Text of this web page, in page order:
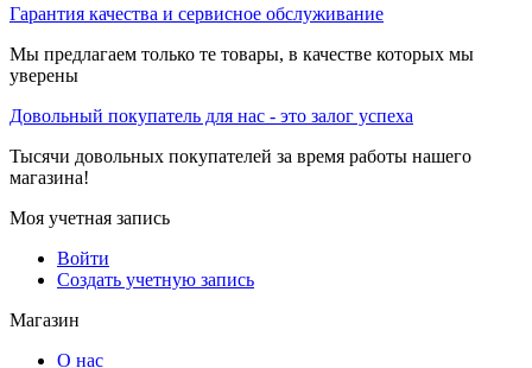
Гарантия качества и сервисное обслуживание
Мы предлагаем только те товары, в качестве которых мы
уверены
Довольный покупатель для нас - это залог успеха
Тысячи довольных покупателей за время работы нашего
магазина!
Моя учетная запись
Войти
Создать учетную запись
Магазин
О нас